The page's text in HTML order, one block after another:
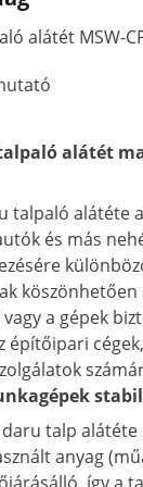
alátét MSW-
alátét
talpaló alátéte
és más
köszönhetően
a gépek
építőipari
daru talp
anyag